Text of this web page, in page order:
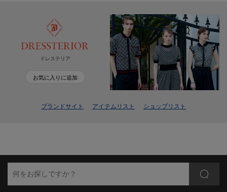
ドレステリア
お気に入りに追加
ブランドサイト アイテムリスト ショップリスト